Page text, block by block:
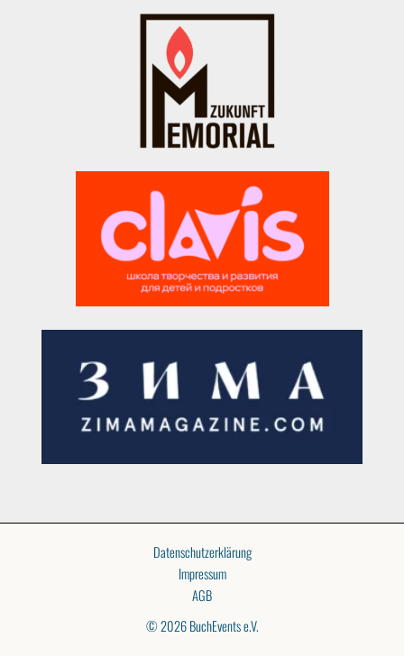
Datenschutzerklärung
Impressum
AGB
© 2026 BuchEvents e.V.